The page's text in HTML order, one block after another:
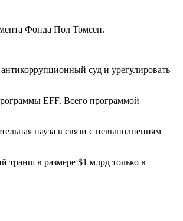
Фонда Пол Томсен.
суд и урегулировать
EFF. Всего программой
пауза в связи с невыполнениям
транш в размере $1 млрд только в